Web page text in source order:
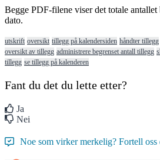
Begge PDF-filene viser det totale antallet
dato.
utskrift oversikt tillegg på kalendersiden håndter tillegg
oversikt av tillegg administrere begrenset antall tillegg
tillegg se tillegg på kalenderen
Fant du det du lette etter?
Ja
Nei
Noe som virker merkelig? Fortell oss